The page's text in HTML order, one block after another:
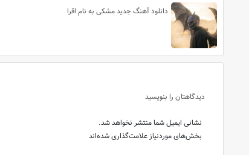
دانلود آهنگ جدید مشکی به نام اقرا
دیدگاهتان را بنویسید
نشانی ایمیل شما منتشر نخواهد شد.
بخش‌های موردنیاز علامت‌گذاری شده‌اند